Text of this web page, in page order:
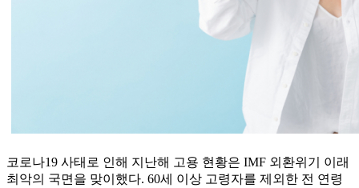
코로나19 사태로 인해 지난해 고용 현황은 IMF 외환위기 이래
최악의 국면을 맞이했다. 60세 이상 고령자를 제외한 전 연령